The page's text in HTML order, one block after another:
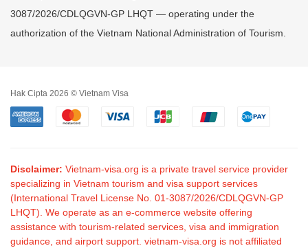
3087/2026/CDLQGVN-GP LHQT — operating under the
authorization of the Vietnam National Administration of Tourism.
Hak Cipta 2026 © Vietnam Visa
Disclaimer: Vietnam-visa.org is a private travel service provider
specializing in Vietnam tourism and visa support services
(International Travel License No. 01-3087/2026/CDLQGVN-GP
LHQT). We operate as an e-commerce website offering
assistance with tourism-related services, visa and immigration
guidance, and airport support. vietnam-visa.org is not affiliated